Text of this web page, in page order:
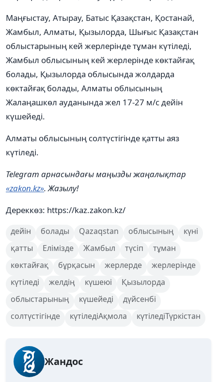
Маңғыстау, Атырау, Батыс Қазақстан, Қостанай,
Жамбыл, Алматы, Қызылорда, Шығыс Қазақстан
облыстарының кей жерлерінде тұман күтіледі,
Жамбыл облысының кей жерлерінде көктайғақ
болады, Қызылорда облысында жолдарда
көктайғақ болады, Алматы облысының
Жалаңашкөл ауданында жел 17-27 м/с дейін
күшейеді.
Алматы облысының солтүстігінде қатты аяз
күтіледі.
Telegram арнасындағы маңызды жаңалықтар
«zakon.kz». Жазылу!
Дереккөз: https://kaz.zakon.kz/
дейін болады Qazaqstan облысының
күні
қатты
Елімізде Жамбыл түсіп
тұман
көктайғақ
бұрқасын жерлерде
жерлерінде
күтіледі
желдің күшеюі
Қызылорда
облыстарының
күшейеді
дүйсенбі
солтүстігінде
күтіледіАқмола күтіледіТүркістан
Жандос